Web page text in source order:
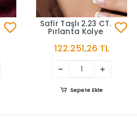
Safir Taşlı 2.23 CT.
Pırlanta Kolye
122.251,26 TL
Sepete Ekle